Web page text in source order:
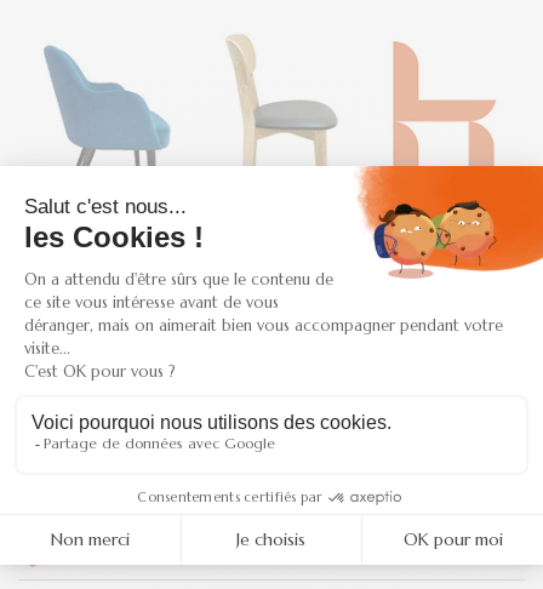
SAV et conseil
du lundi au vendredi au04 81 65 18 50
300 rue René Descartes
Paiement sécurisé